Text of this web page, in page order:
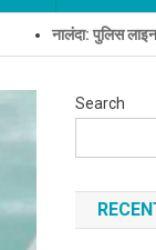
पुलिस लाइन में खिलेगी
Search